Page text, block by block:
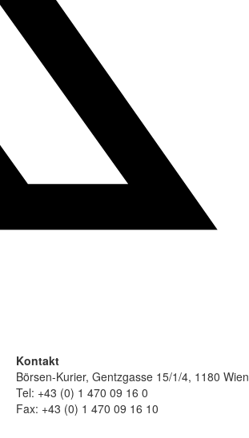
Kontakt
Börsen-Kurier, Gentzgasse 15/1/4, 1180 Wien
Tel: +43 (0) 1 470 09 16 0
Fax: +43 (0) 1 470 09 16 10